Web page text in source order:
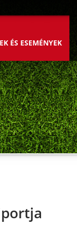
ÉS ESEMÉNYEK